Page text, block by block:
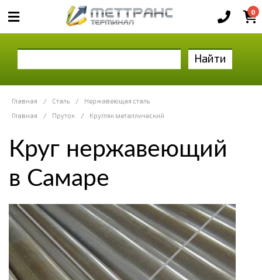
0
Найти
Главная / Сталь /
Нержавеющая сталь
Главная
/ Пруток / Кругляк металлический
Круг нержавеющий
в Самаре